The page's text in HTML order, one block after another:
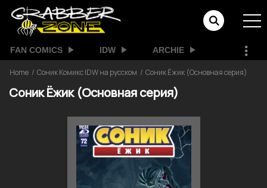
FAN COMICS IDW ARCHIE
Home Соник Комикс IDW на русском Соник Ёжик (Основная серия)
Соник Ёжик (Основная серия)